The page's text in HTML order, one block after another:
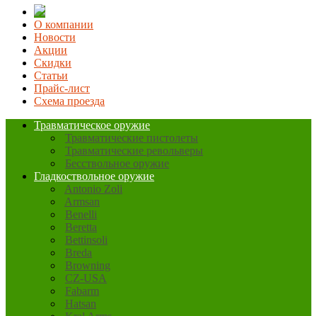
О компании
Новости
Акции
Скидки
Статьи
Прайс-лист
Схема проезда
Травматическое оружие
Травматические пистолеты
Травматические револьверы
Бесствольное оружие
Гладкоствольное оружие
Antonio Zoli
Armsan
Benelli
Beretta
Bettinsoli
Breda
Browning
CZ-USA
Fabarm
Hatsan